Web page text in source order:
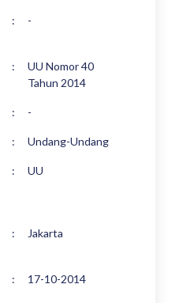
: -
:
UU Nomor 40
Tahun 2014
: -
: Undang-Undang
: UU
: Jakarta
: 17-10-2014